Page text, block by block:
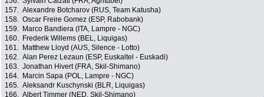
157. Alexandre Botcharov (RUS, Team Katusha)
158. Oscar Freire Gomez (ESP, Rabobank)
159.
Marco Bandiera (ITA, Lampre - NGC)
160.
Frederik Willems (BEL, Liquigas)
161.
Matthew Lloyd (AUS, Silence - Lotto)
162. Alan Perez Lezaun (ESP, Euskaltel - Euskadi)
163. Jonathan Hivert (FRA, Skil-Shimano)
164.
Marcin Sapa (POL, Lampre - NGC)
165. Aleksandr Kuschynski (BLR, Liquigas)
166. Albert Timmer (NED, Skil-Shimano)